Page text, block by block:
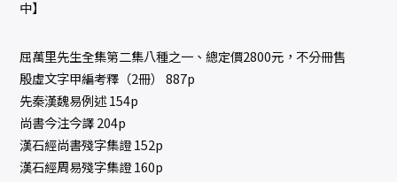
中】
屈萬里先生全集第二集八種之一、總定價2800元，不分冊售
殷虛文字甲編考釋（2冊） 887p
先秦漢魏易例述 154p
尚書今注今譯 204p
漢石經尚書殘字集證 152p
漢石經周易殘字集證 160p